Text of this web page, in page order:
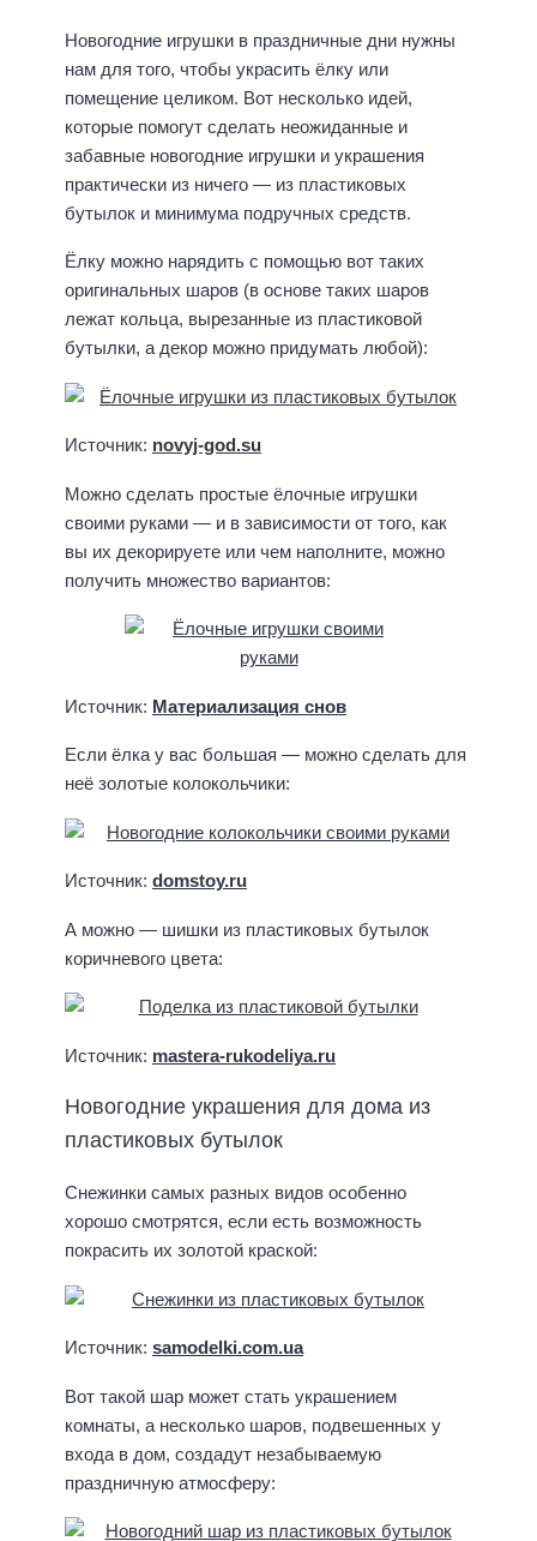
й
7
5
р
КУПИТЬ
у
и
л
Я
к
о
в
е
в
и
М
л
ш
:
Л
у
с
и
х
а
0
р
Новогодние игрушки в праздничные дни нужны
нам для того, чтобы украсить ёлку или
помещение целиком. Вот несколько идей,
которые помогут сделать неожиданные и
забавные новогодние игрушки и украшения
практически из ничего — из пластиковых
бутылок и минимума подручных средств.
Ёлку можно нарядить с помощью вот таких
оригинальных шаров (в основе таких шаров
лежат кольца, вырезанные из пластиковой
бутылки, а декор можно придумать любой):
Источник: novyj-god.su
Можно сделать простые ёлочные игрушки
своими руками — и в зависимости от того, как
вы их декорируете или чем наполните, можно
получить множество вариантов:
Источник: Материализация снов
Если ёлка у вас большая — можно сделать для
неё золотые колокольчики:
Источник: domstoy.ru
А можно — шишки из пластиковых бутылок
коричневого цвета:
Источник: mastera-rukodeliya.ru
Новогодние украшения для дома из
пластиковых бутылок
Снежинки самых разных видов особенно
хорошо смотрятся, если есть возможность
покрасить их золотой краской:
Источник: samodelki.com.ua
Вот такой шар может стать украшением
комнаты, а несколько шаров, подвешенных у
входа в дом, создадут незабываемую
праздничную атмосферу: